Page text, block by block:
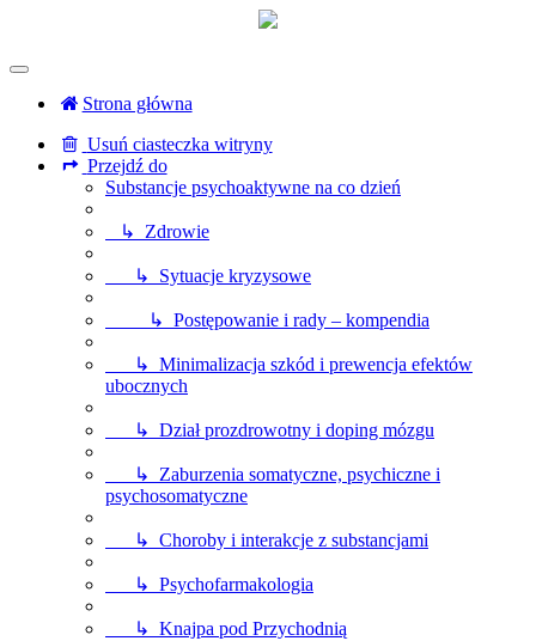
Strona główna
Usuń ciasteczka witryny
Przejdź do
Substancje psychoaktywne na co dzień
↳ Zdrowie
↳ Sytuacje kryzysowe
↳ Postępowanie i rady – kompendia
↳ Minimalizacja szkód i prewencja efektów
ubocznych
↳ Dział prozdrowotny i doping mózgu
↳ Zaburzenia somatyczne, psychiczne i
psychosomatyczne
↳ Choroby i interakcje z substancjami
↳ Psychofarmakologia
↳ Knajpa pod Przychodnią